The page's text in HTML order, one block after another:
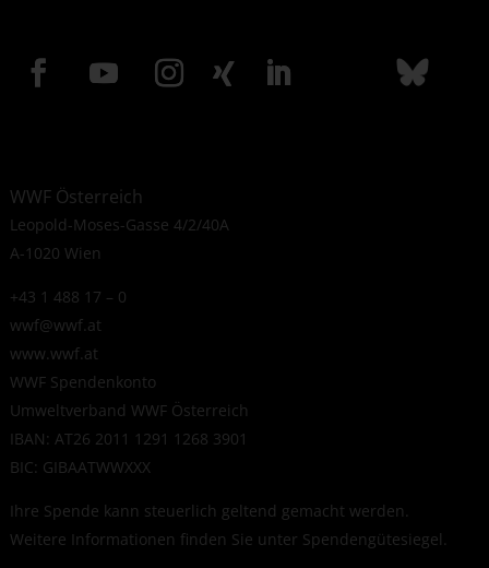
WWF Österreich
Leopold-Moses-Gasse 4/2/40A
A-1020 Wien
+43 1 488 17 – 0
wwf@wwf.at
www.wwf.at
WWF Spendenkonto
Umweltverband WWF Österreich
IBAN: AT26 2011 1291 1268 3901
BIC: GIBAATWWXXX
Ihre Spende kann steuerlich geltend gemacht werden.
Weitere Informationen finden Sie unter Spendengütesiegel